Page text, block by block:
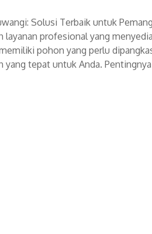
Solusi Terbaik untuk
layanan profesional yang
pohon yang perlu
yang tepat untuk Anda.